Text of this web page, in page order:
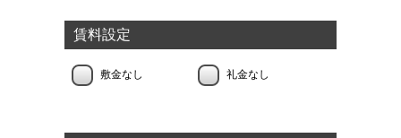
賃料設定
敷金なし 礼金なし